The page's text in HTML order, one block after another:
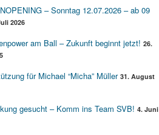
– Sonntag 12.07.2026 – ab 09
2026
am Ball – Zukunft beginnt jetzt! 26.
für Michael “Micha” Müller 31. August
gesucht – Komm ins Team SVB! 4. Juni